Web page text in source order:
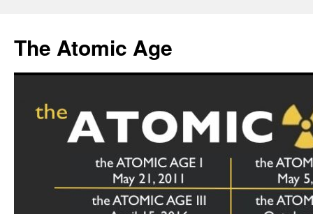
content
The Atomic Age